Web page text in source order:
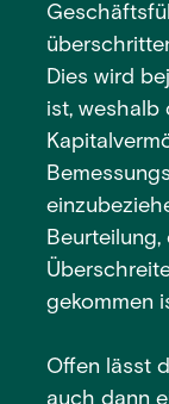
Dies wird
ist, weshalb
gekommen
Offen lässt